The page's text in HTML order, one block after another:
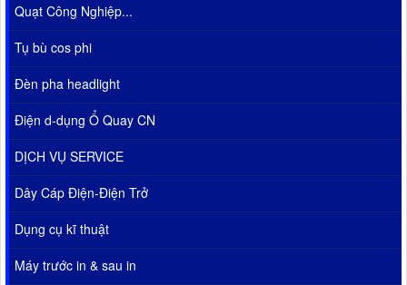
Quạt Công Nghiệp...
Tụ bù cos phi
Đèn pha headlight
Điện d-dụng Ổ Quay CN
DỊCH VỤ SERVICE
Dây Cáp Điện-Điện Trở
Dụng cụ kĩ thuật
Máy trước in & sau in